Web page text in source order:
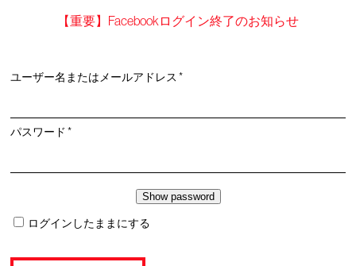
【重要】Facebookログイン終了のお知らせ
ユーザー名またはメールアドレス*必
パスワード*必
ログインしたままにする